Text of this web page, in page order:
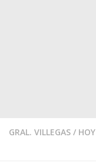
GRAL. VILLEGAS / HOY